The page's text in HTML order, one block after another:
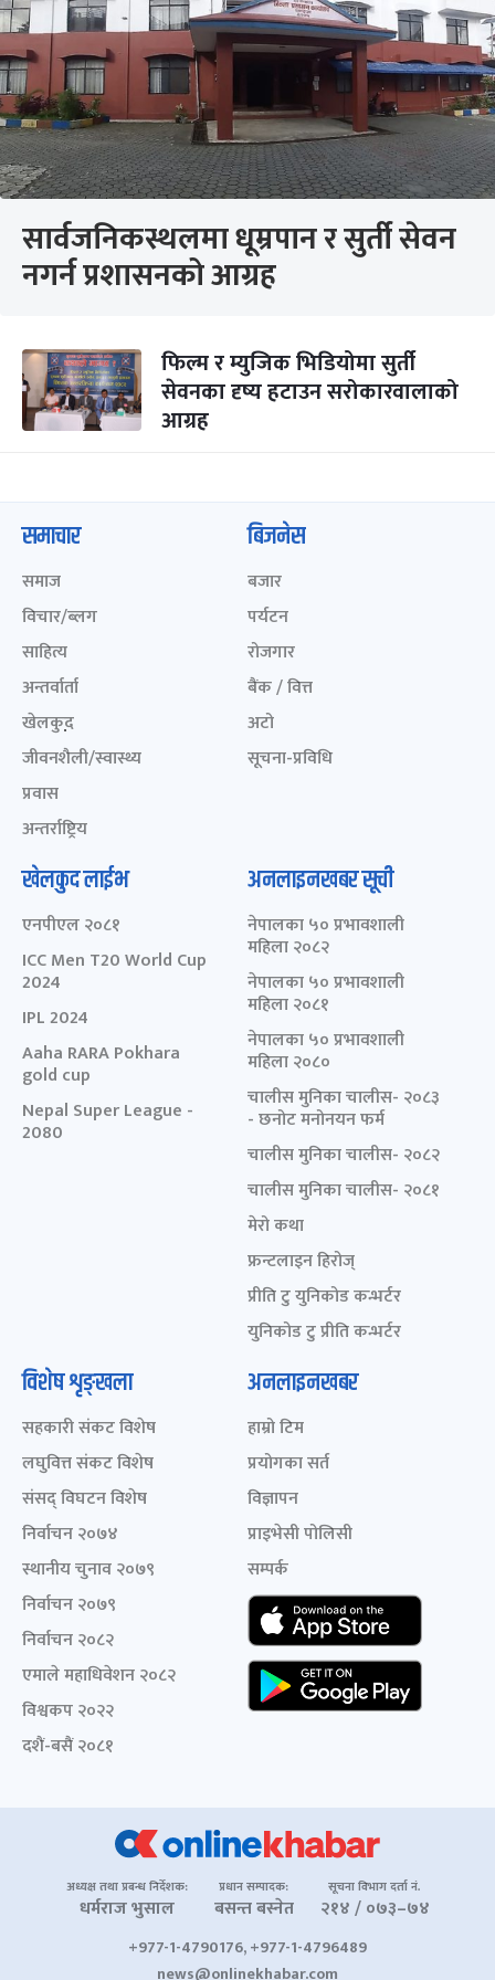
सार्वजनिकस्थलमा धूम्रपान र सुर्ती सेवन
नगर्न प्रशासनको आग्रह
फिल्म र म्युजिक भिडियोमा सुर्ती
सेवनका दृष्य हटाउन सरोकारवालाको
आग्रह
समाचार
समाज
विचार/ब्लग
साहित्य
अन्तर्वार्ता
खेलकुद़़
जीवनशैली/स्वास्थ्य
प्रवास
अन्तर्राष्ट्रिय
बिजनेस
बजार
पर्यटन
रोजगार
बैंक / वित्त
अटो
सूचना-प्रविधि
खेलकुद लाईभ
एनपीएल २०८१
ICC Men T20 World Cup
2024
IPL 2024
Aaha RARA Pokhara
gold cup
Nepal Super League -
2080
अनलाइनखबर सूची
नेपालका ५० प्रभावशाली
महिला २०८२
नेपालका ५० प्रभावशाली
महिला २०८१
नेपालका ५० प्रभावशाली
महिला २०८०
चालीस मुनिका चालीस- २०८३
- छनोट मनोनयन फर्म
चालीस मुनिका चालीस- २०८२
चालीस मुनिका चालीस- २०८१
मेरो कथा
फ्रन्टलाइन हिरोज्
प्रीति टु युनिकोड कन्भर्टर
युनिकोड टु प्रीति कन्भर्टर
विशेष शृङ्खला
सहकारी संकट विशेष
लघुवित्त संकट विशेष
संसद् विघटन विशेष
निर्वाचन २०७४
स्थानीय चुनाव २०७९
निर्वाचन २०७९
निर्वाचन २०८२
एमाले महाधिवेशन २०८२
विश्वकप २०२२
दशैं-बसैं २०८१
अनलाइनखबर
हाम्रो टिम
प्रयोगका सर्त
विज्ञापन
प्राइभेसी पोलिसी
सम्पर्क
अध्यक्ष तथा प्रबन्ध निर्देशक:
धर्मराज भुसाल
प्रधान सम्पादक:
बसन्त बस्नेत
सूचना विभाग दर्ता नं.
२१४ / ०७३–७४
+977-1-4790176, +977-1-4796489
news@onlinekhabar.com